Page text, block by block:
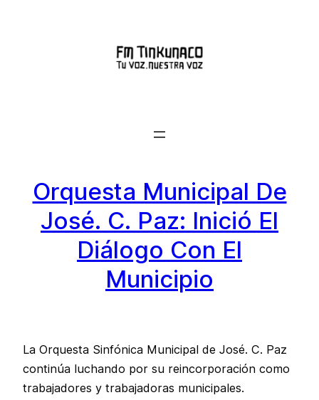
Orquesta Municipal De
José. C. Paz: Inició El
Diálogo Con El
Municipio
La Orquesta Sinfónica Municipal de José. C. Paz
continúa luchando por su reincorporación como
trabajadores y trabajadoras municipales.